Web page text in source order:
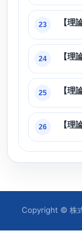
23 【理
24 【理
25 【理
26 【理
Copyright © 株